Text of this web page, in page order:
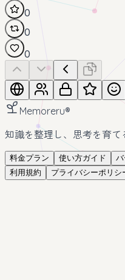
0
0
0
Memoreru®
知識を整理し、思考を育
料金プラン 使い方ガイド
利用規約
プライバシーポリシ